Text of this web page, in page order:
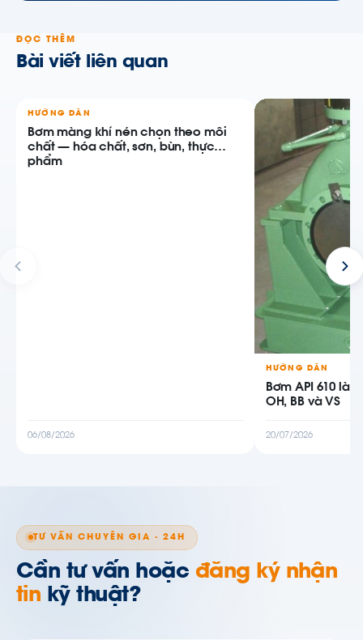
ĐỌC THÊM
Bài viết liên quan
HƯỚNG DẪN
Bơm màng khí nén chọn theo môi
chất — hóa chất, sơn, bùn, thực
phẩm
06/08/2026
HƯỚNG DẪN
Bơm API 610 là
OH, BB và VS
20/07/2026
TƯ VẤN CHUYÊN GIA · 24H
Cần tư vấn hoặc đăng ký nhận
tin kỹ thuật?